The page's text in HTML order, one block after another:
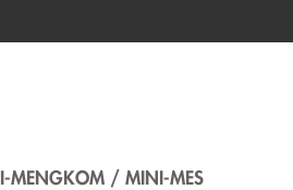
MENGKOM / MINI-MES